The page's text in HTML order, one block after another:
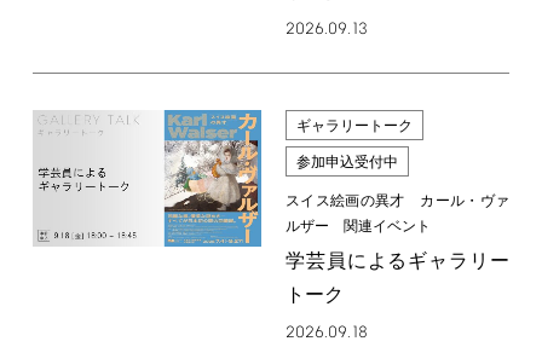
2026.09.13
ギャラリートーク
参加申込受付中
スイス絵画の異才 カール・ヴァ
ルザー 関連イベント
学芸員によるギャラリー
トーク
2026.09.18